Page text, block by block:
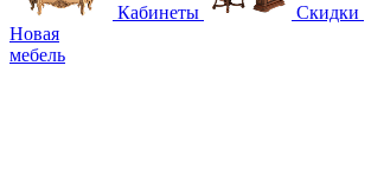
Кабинеты
Скидки
Новая
мебель